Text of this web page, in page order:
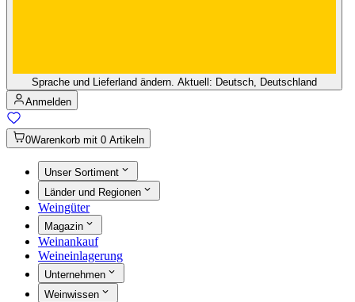
Sprache und Lieferland ändern. Aktuell: Deutsch, Deutschland
Anmelden
0Warenkorb mit 0 Artikeln
Unser Sortiment
Länder und Regionen
Weingüter
Magazin
Weinankauf
Weineinlagerung
Unternehmen
Weinwissen